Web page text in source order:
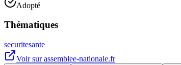
Adopté
Thématiques
securitesante
Voir surassemblee-nationale.fr